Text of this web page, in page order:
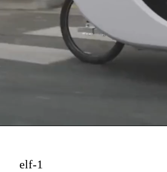
elf-1